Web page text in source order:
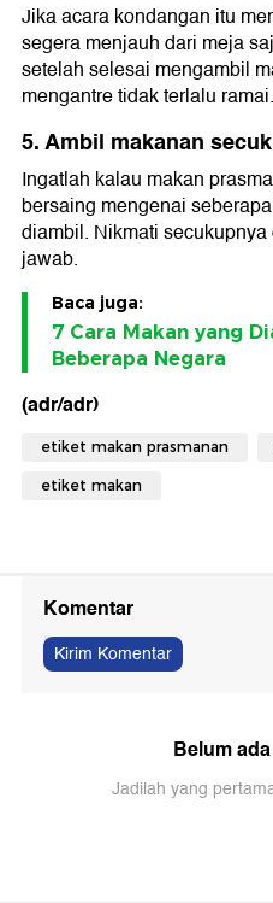
Jika acara kondangan itu
segera menjauh dari meja
setelah selesai mengambil
mengantre tidak terlalu ramai.
5. Ambil makanan
Ingatlah kalau makan
bersaing mengenai
diambil. Nikmati
jawab.
Baca juga:
7 Cara Makan yang
Beberapa Negara
(adr/adr)
etiket makan prasmanan
etiket makan
Komentar
Kirim Komentar
Belum
Jadilah yang